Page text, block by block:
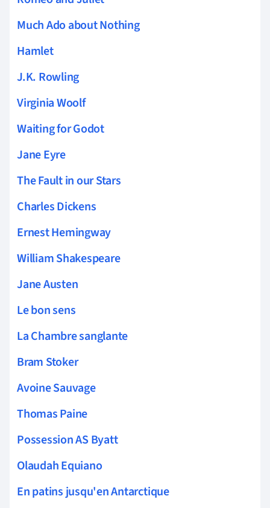
Much Ado about Nothing
Hamlet
J.K. Rowling
Virginia Woolf
Waiting for Godot
Jane Eyre
The Fault in our Stars
Charles Dickens
Ernest Hemingway
William Shakespeare
Jane Austen
Le bon sens
La Chambre sanglante
Bram Stoker
Avoine Sauvage
Thomas Paine
Possession AS Byatt
Olaudah Equiano
En patins jusqu'en Antarctique